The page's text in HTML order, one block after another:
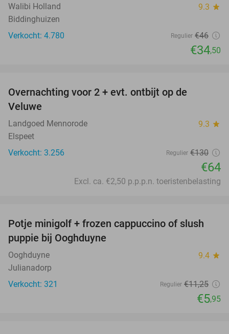
Walibi Holland 9.3 star
Biddinghuizen
Verkocht: 4.780
Regulier €46
€34,50
Overnachting voor 2 + evt. ontbijt op de
Veluwe
Landgoed Mennorode 9.3 star
Elspeet
Verkocht: 3.256
Regulier €130
€64
Excl. ca. €2,50 p.p.p.n. toeristenbelasting
47%
Potje minigolf + frozen cappuccino of slush
puppie bij Ooghduyne
Ooghduyne 9.4 star
Julianadorp
Verkocht: 321
Regulier €11,25
€5,95